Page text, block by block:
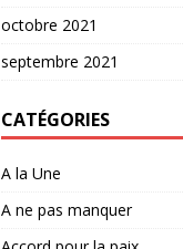
octobre 2021
septembre 2021
CATÉGORIES
A la Une
A ne pas manquer